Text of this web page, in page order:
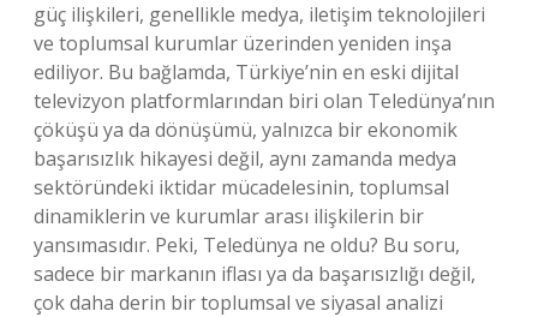
güç ilişkileri, genellikle medya, iletişim teknolojileri
ve toplumsal kurumlar üzerinden yeniden inşa
ediliyor. Bu bağlamda, Türkiye’nin en eski dijital
televizyon platformlarından biri olan Teledünya’nın
çöküşü ya da dönüşümü, yalnızca bir ekonomik
başarısızlık hikayesi değil, aynı zamanda medya
sektöründeki iktidar mücadelesinin, toplumsal
dinamiklerin ve kurumlar arası ilişkilerin bir
yansımasıdır. Peki, Teledünya ne oldu? Bu soru,
sadece bir markanın iflası ya da başarısızlığı değil,
çok daha derin bir toplumsal ve siyasal analizi